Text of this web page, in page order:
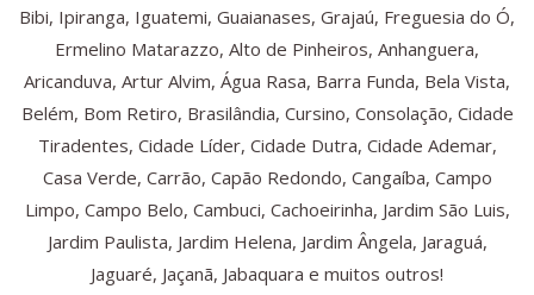
Bibi, Ipiranga, Iguatemi, Guaianases, Grajaú, Freguesia do Ó,
Ermelino Matarazzo, Alto de Pinheiros, Anhanguera,
Aricanduva, Artur Alvim, Água Rasa, Barra Funda, Bela Vista,
Belém, Bom Retiro, Brasilândia, Cursino, Consolação, Cidade
Tiradentes, Cidade Líder, Cidade Dutra, Cidade Ademar,
Casa Verde, Carrão, Capão Redondo, Cangaíba, Campo
Limpo, Campo Belo, Cambuci, Cachoeirinha, Jardim São Luis,
Jardim Paulista, Jardim Helena, Jardim Ângela, Jaraguá,
Jaguaré, Jaçanã, Jabaquara e muitos outros!